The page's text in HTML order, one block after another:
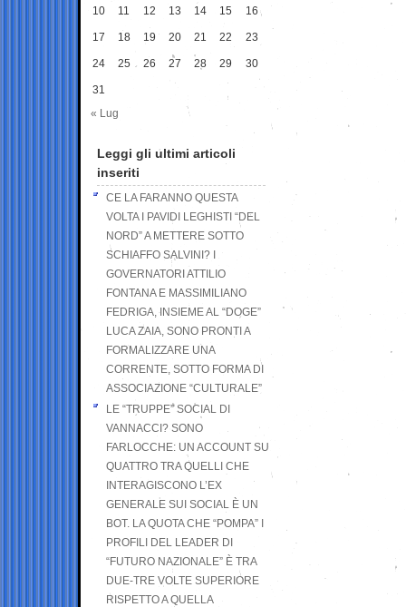
10 11 12 13 14 15 16
17 18 19 20 21 22 23
24 25 26 27 28 29 30
31
« Lug
Leggi gli ultimi articoli
inseriti
CE LA FARANNO QUESTA
VOLTA I PAVIDI LEGHISTI “DEL
NORD” A METTERE SOTTO
SCHIAFFO SALVINI? I
GOVERNATORI ATTILIO
FONTANA E MASSIMILIANO
FEDRIGA, INSIEME AL “DOGE”
LUCA ZAIA, SONO PRONTI A
FORMALIZZARE UNA
CORRENTE, SOTTO FORMA DI
ASSOCIAZIONE “CULTURALE”
LE “TRUPPE” SOCIAL DI
VANNACCI? SONO
FARLOCCHE: UN ACCOUNT SU
QUATTRO TRA QUELLI CHE
INTERAGISCONO L’EX
GENERALE SUI SOCIAL È UN
BOT. LA QUOTA CHE “POMPA” I
PROFILI DEL LEADER DI
“FUTURO NAZIONALE” È TRA
DUE-TRE VOLTE SUPERIORE
RISPETTO A QUELLA